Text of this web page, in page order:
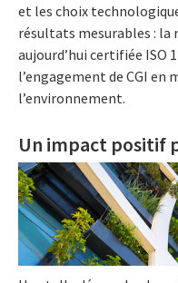
et les choix
résultats mesurables : la
aujourd’hui certifiée
l’engagement de CGI
l’environnement.
Un impact positif